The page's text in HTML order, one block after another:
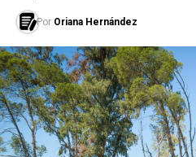
Por Oriana Hernández